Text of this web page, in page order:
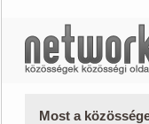
Most a